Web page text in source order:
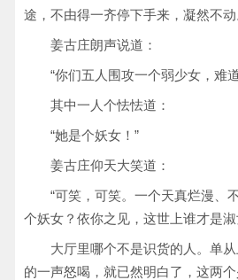
途，不由得一齐停下手来，凝然不动
姜古庄朗声说道：
“你们五人围攻一个弱少女，难
其中一人个怯怯道：
“她是个妖女！”
姜古庄仰天大笑道：
“可笑，可笑。一个天真烂漫、
个妖女？依你之见，这世上谁才是淑
大厅里哪个不是识货的人。单
的一声怒喝，就已然明白了，这两